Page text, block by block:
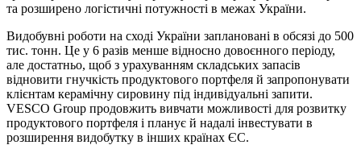
та розширено логістичні потужності в межах України.
Видобувні роботи на сході України заплановані в обсязі до 500
тис. тонн. Це у 6 разів менше відносно довоєнного періоду,
але достатньо, щоб з урахуванням складських запасів
відновити гнучкість продуктового портфеля й запропонувати
клієнтам керамічну сировину під індивідуальні запити.
VESCO Group продовжить вивчати можливості для розвитку
продуктового портфеля і планує й надалі інвестувати в
розширення видобутку в інших країнах ЄС.